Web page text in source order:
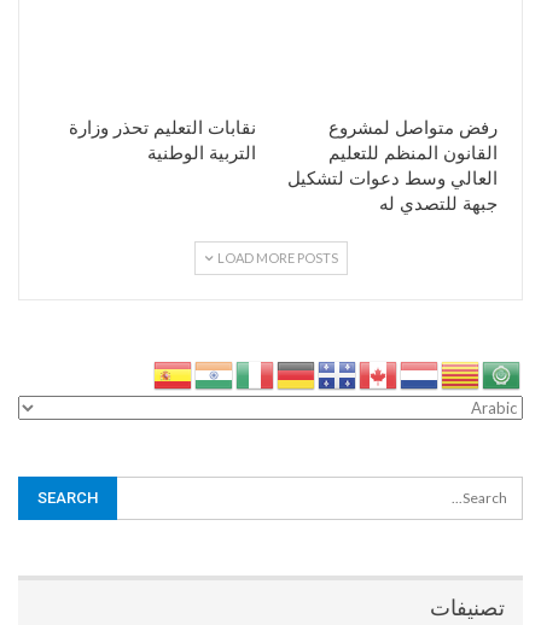
رفض متواصل لمشروع
القانون المنظم للتعليم
العالي وسط دعوات لتشكيل
جبهة للتصدي له
نقابات التعليم تحذر وزارة
التربية الوطنية
LOAD MORE POSTS
تصنيفات